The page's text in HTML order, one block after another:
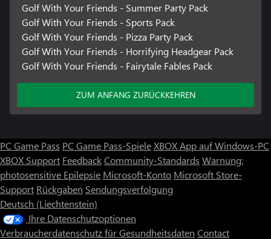
Golf With Your Friends - Summer Party Pack
Golf With Your Friends - Sports Pack
Golf With Your Friends - Pizza Party Pack
Golf With Your Friends - Horrifying Headgear Pack
Golf With Your Friends - Fairytale Fables Pack
ZUM ANFANG ZURÜCKKEHREN
PC Game Pass PC Game Pass-SpieleXBOX App auf Windows-PC
XBOX Support FeedbackCommunity-Standards Warnung:
photosensitive Epilepsie Microsoft-Konto Microsoft Store-
Support Rückgaben Sendungsverfolgung
Deutsch (Liechtenstein)
Ihre Datenschutzoptionen
Verbraucherdatenschutz für Gesundheitsdaten Contact